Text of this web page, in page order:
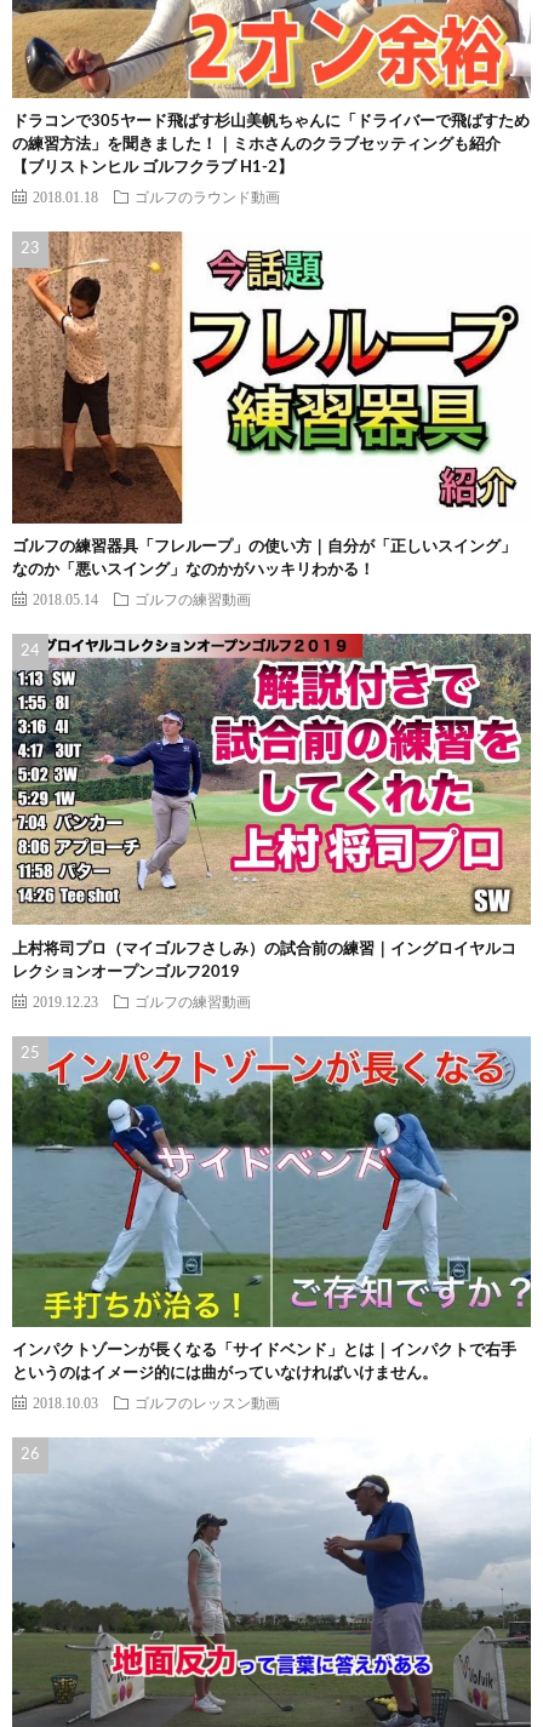
ドラコンで305ヤード飛ばす杉山美帆ちゃんに「ドライバーで飛ばすため
の練習方法」を聞きました！｜ミホさんのクラブセッティングも紹介
【ブリストンヒル ゴルフクラブ H1-2】
2018.01.18 ゴルフのラウンド動画
ゴルフの練習器具「フレループ」の使い方｜自分が「正しいスイング」
なのか「悪いスイング」なのかがハッキリわかる！
2018.05.14 ゴルフの練習動画
上村将司プロ（マイゴルフさしみ）の試合前の練習｜イングロイヤルコ
レクションオープンゴルフ2019
2019.12.23 ゴルフの練習動画
インパクトゾーンが長くなる「サイドベンド」とは｜インパクトで右手
というのはイメージ的には曲がっていなければいけません。
2018.10.03 ゴルフのレッスン動画